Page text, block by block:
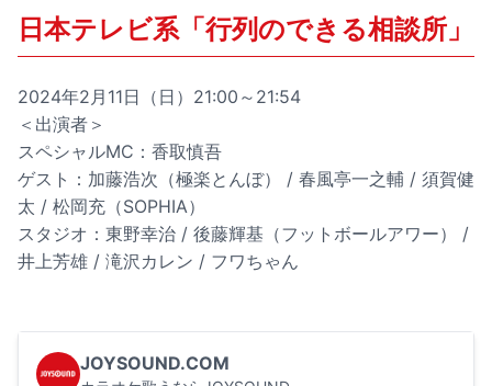
日本テレビ系「行列のできる相談所」
2024年2月11日（日）21:00～21:54
＜出演者＞
スペシャルMC：香取慎吾
ゲスト：加藤浩次（極楽とんぼ） / 春風亭一之輔 / 須賀健
太 / 松岡充（SOPHIA）
スタジオ：東野幸治 / 後藤輝基（フットボールアワー） /
井上芳雄 / 滝沢カレン / フワちゃん
JOYSOUND.COM